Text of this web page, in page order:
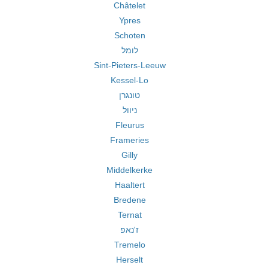
Châtelet
Ypres
Schoten
לומל
Sint-Pieters-Leeuw
Kessel-Lo
טונגרן
ניוול
Fleurus
Frameries
Gilly
Middelkerke
Haaltert
Bredene
Ternat
ז'נאפ
Tremelo
Herselt